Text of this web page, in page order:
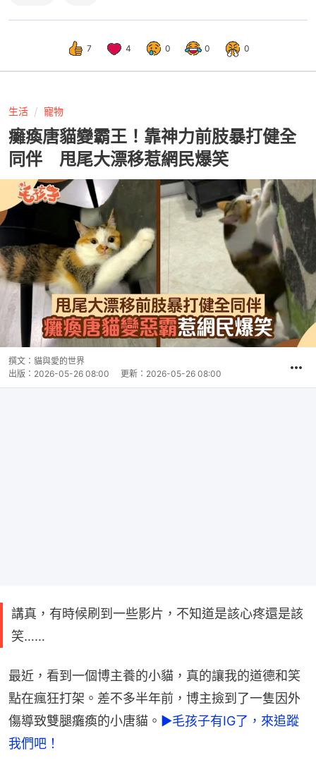
7 4 0 0 0
生活 寵物
癱瘓唐貓變霸王！靠神力前肢暴打健全
同伴 甩尾大漂移惹網民爆笑
撰文： 貓與愛的世界
出版： 2026-05-26 08:00 更新： 2026-05-26 08:00
講真，有時候刷到一些影片，不知道是該心疼還是該
笑……
最近，看到一個博主養的小貓，真的讓我的道德和笑
點在瘋狂打架。差不多半年前，博主撿到了一隻因外
傷導致雙腿癱瘓的小唐貓。 ►毛孩子有IG了，來追蹤
我們吧！